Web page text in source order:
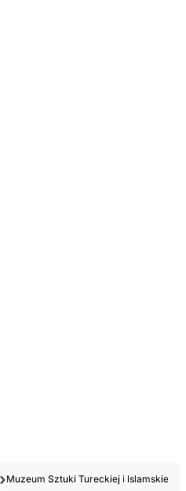
Muzeum Sztuki Tureckiej i Islamskiej –